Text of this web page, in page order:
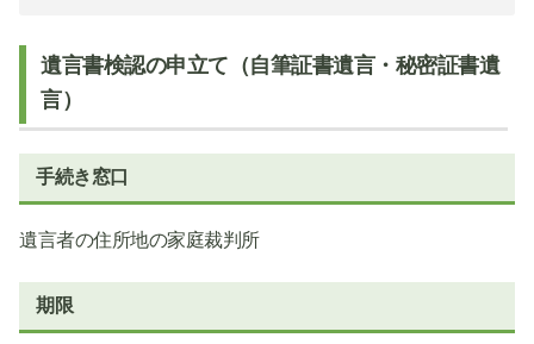
遺言書検認の申立て（自筆証書遺言・秘密証書遺
言）
手続き窓口
遺言者の住所地の家庭裁判所
期限